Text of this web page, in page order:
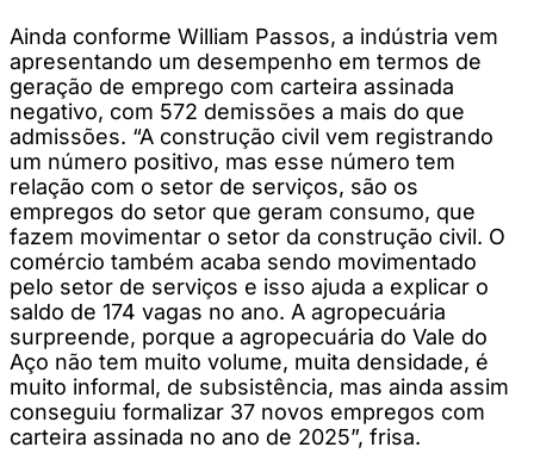
Ainda conforme William Passos, a indústria vem
apresentando um desempenho em termos de
geração de emprego com carteira assinada
negativo, com 572 demissões a mais do que
admissões. “A construção civil vem registrando
um número positivo, mas esse número tem
relação com o setor de serviços, são os
empregos do setor que geram consumo, que
fazem movimentar o setor da construção civil. O
comércio também acaba sendo movimentado
pelo setor de serviços e isso ajuda a explicar o
saldo de 174 vagas no ano. A agropecuária
surpreende, porque a agropecuária do Vale do
Aço não tem muito volume, muita densidade, é
muito informal, de subsistência, mas ainda assim
conseguiu formalizar 37 novos empregos com
carteira assinada no ano de 2025”, frisa.